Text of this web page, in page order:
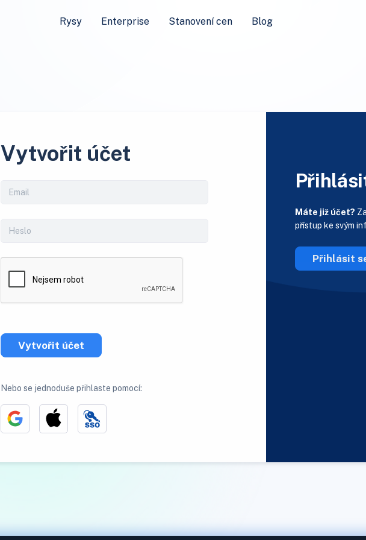
Rysy Enterprise Stanovení cen Blog
Vytvořit účet
Vytvořit účet
Nebo se jednoduše přihlaste pomocí:
Máte již účet?
přístup ke svým
Přihlásit